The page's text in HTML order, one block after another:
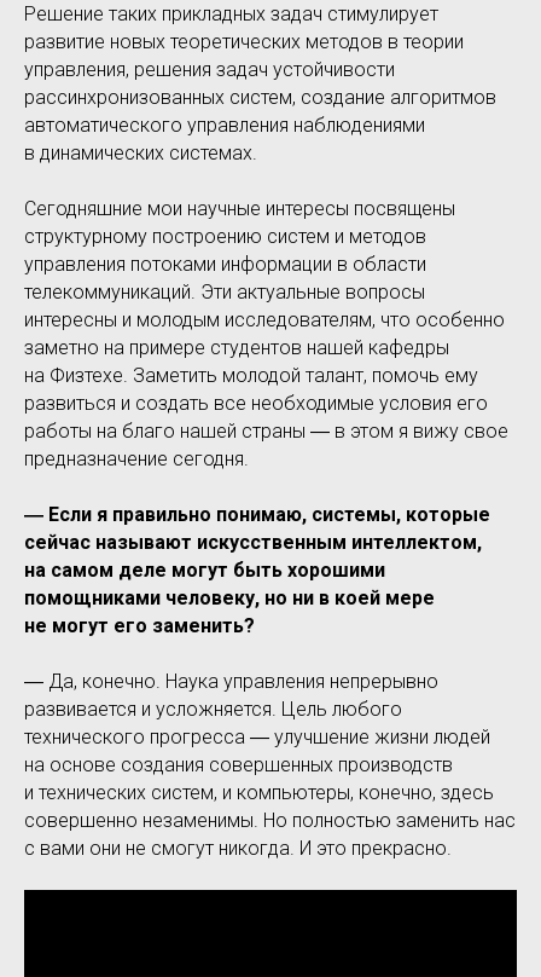
Решение таких прикладных задач стимулирует
развитие новых теоретических методов в теории
управления, решения задач устойчивости
рассинхронизованных систем, создание алгоритмов
автоматического управления наблюдениями
в динамических системах.
Сегодняшние мои научные интересы посвящены
структурному построению систем и методов
управления потоками информации в области
телекоммуникаций. Эти актуальные вопросы
интересны и молодым исследователям, что особенно
заметно на примере студентов нашей кафедры
на Физтехе. Заметить молодой талант, помочь ему
развиться и создать все необходимые условия его
работы на благо нашей страны ― в этом я вижу свое
предназначение сегодня.
― Если я правильно понимаю, системы, которые
сейчас называют искусственным интеллектом,
на самом деле могут быть хорошими
помощниками человеку, но ни в коей мере
не могут его заменить?
― Да, конечно. Наука управления непрерывно
развивается и усложняется. Цель любого
технического прогресса ― улучшение жизни людей
на основе создания совершенных производств
и технических систем, и компьютеры, конечно, здесь
совершенно незаменимы. Но полностью заменить нас
с вами они не смогут никогда. И это прекрасно.